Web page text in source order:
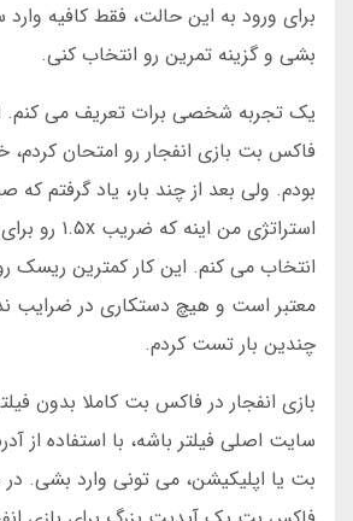
برای ورود به این حالت، فقط کافیه
بشی و گزینه تمرین رو انتخاب کنی.
یک تجربه شخصی برات تعریف می کنم.
فاکس بت بازی انفجار رو امتحان کردم،
بودم. ولی بعد از چند بار، یاد گرفتم که
انتخاب می کنم. این کار کمترین ریسک
معتبر است و هیچ دستکاری در ضرایب
چندین بار تست کردم.
بازی انفجار در فاکس بت کاملا بدون
سایت اصلی فیلتر باشه، با استفاده